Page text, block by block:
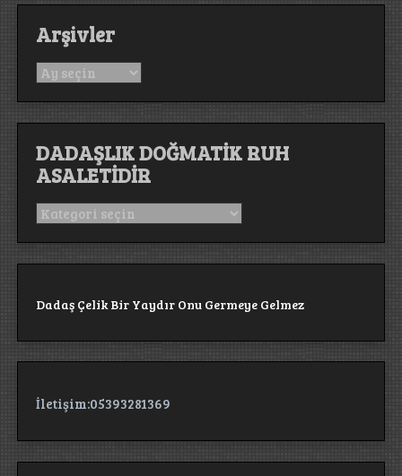
Arşivler
Arşivler
DADAŞLIK DOĞMATİK RUH
ASALETİDİR
DADAŞLIK
DOĞMATİK
RUH
Dadaş Çelik Bir Yaydır Onu Germeye Gelmez
İletişim:05393281369